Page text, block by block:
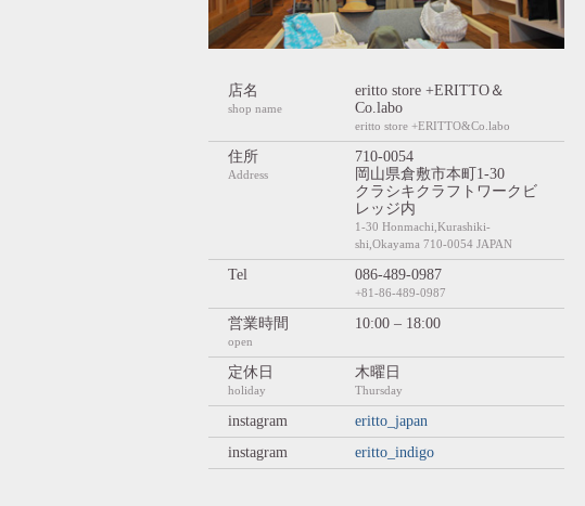
店名
shop name
eritto store +ERITTO＆
Co.labo
eritto store +ERITTO&Co.labo
住所
Address
710-0054
岡山県倉敷市本町1-30
クラシキクラフトワークビ
レッジ内
1-30 Honmachi,Kurashiki-
shi,Okayama 710-0054 JAPAN
Tel 086-489-0987
+81-86-489-0987
営業時間
open
10:00 – 18:00
定休日
holiday
木曜日
Thursday
instagram
eritto_japan
instagram
eritto_indigo